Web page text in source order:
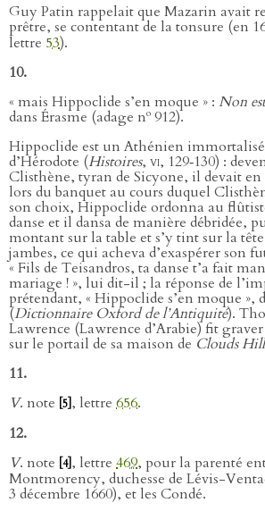
Guy Patin rappelait que Mazarin avait
prêtre, se contentant de la tonsure (en
lettre 53).
10.
« mais Hippoclide s’en moque » : Non
dans Érasme (adage no 912).
Hippoclide est un Athénien
d’Hérodote (Histoires, vi, 129‑130) :
Clisthène, tyran de Sicyone, il devait
lors du banquet au cours duquel
son choix, Hippoclide ordonna au
danse et il dansa de manière débridée,
montant sur la table et s’y tint sur la
jambes, ce qui acheva d’exaspérer son
« Fils de Teisandros, ta danse t’a fait
mariage ! », lui dit-il ; la réponse de
prétendant, « Hippoclide s’en moque »,
(Dictionnaire Oxford de l’Antiquité).
Lawrence (Lawrence d’Arabie) fit
sur le portail de sa maison de Clouds Hill
11.
V. note [5] , lettre 656.
12.
V. note [4] , lettre 469, pour la parenté
Montmorency, duchesse de Lévis-
3 décembre 1660), et les Condé.